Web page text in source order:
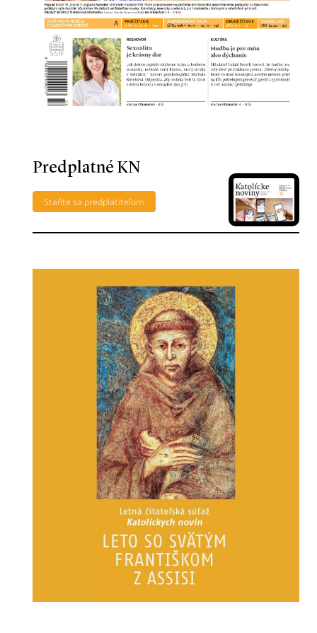
Predplatné KN
Staňte sa predplatiteľom